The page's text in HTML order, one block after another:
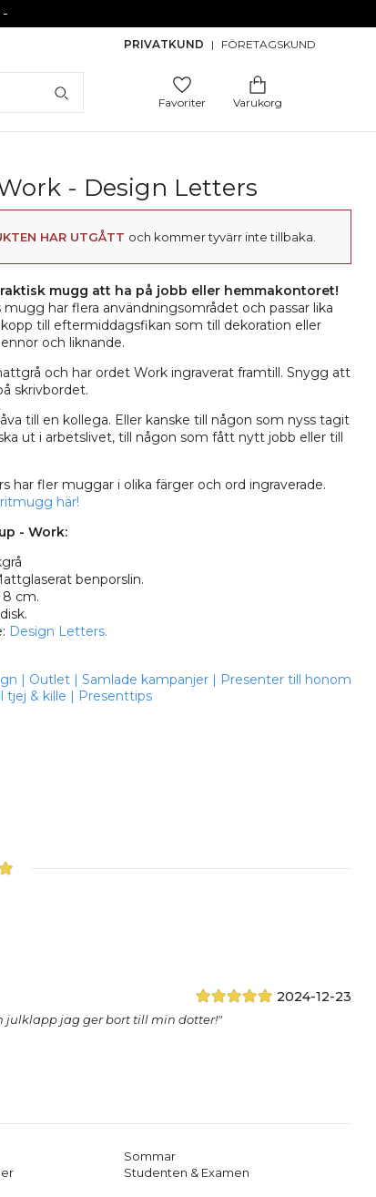
PRIVATKUND | FÖRETAGSKUND
Favoriter Varukorg
- Design Letters
HAR UTGÅTT och kommer tyvärr inte tillbaka.
mugg att ha på jobb eller hemmakontoret!
har flera användningsområdet och passar lika
till eftermiddagsfikan som till dekoration eller
och liknande.
och har ordet Work ingraverat framtill. Snygg att
skrivbordet.
till en kollega. Eller kanske till någon som nyss tagit
ut i arbetslivet, till någon som fått nytt jobb eller till
har fler muggar i olika färger och ord ingraverade.
här!
- Work:
benporslin.
8 cm.
Design Letters.
| Outlet | Samlade kampanjer | Presenter till honom
tjej & kille | Presenttips
2024-12-23
julklapp jag ger bort till min dotter!"
Sommar
Studenten & Examen